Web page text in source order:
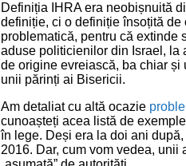
Definiția IHRA era neobișnuită
definiție, ci o definiție însoțită de
problematică, pentru că extinde
aduse politicienilor din Israel, la
de origine evreiască, ba chiar
unii părinți ai Bisericii.
Am detaliat cu altă ocazie
cunoașteți acea listă de
în lege. Deși era la doi ani
2016. Dar, cum vom vedea, unii